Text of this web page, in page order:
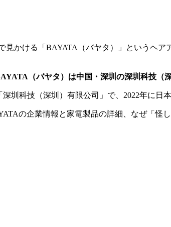
見かける「BAYATA（バヤタ）」というヘ
（バヤタ）は中国・深圳の深圳科技（
圳科技（深圳）有限公司」で、2022年に日
の企業情報と家電製品の詳細、なぜ「怪